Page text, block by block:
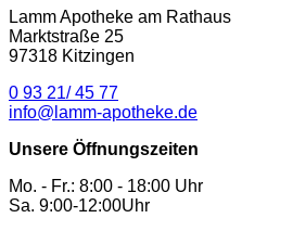
Lamm Apotheke am Rathaus
Marktstraße 25
97318 Kitzingen
0 93 21/ 45 77
info@lamm-apotheke.de
Unsere Öffnungszeiten
Mo. - Fr.: 8:00 - 18:00 Uhr
Sa. 9:00-12:00Uhr